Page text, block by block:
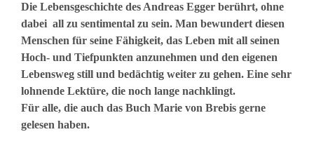
Die Lebensgeschichte des Andreas Egger berührt, ohne
dabei all zu sentimental zu sein. Man bewundert diesen
Menschen für seine Fähigkeit, das Leben mit all seinen
Hoch- und Tiefpunkten anzunehmen und den eigenen
Lebensweg still und bedächtig weiter zu gehen. Eine sehr
lohnende Lektüre, die noch lange nachklingt.
Für alle, die auch das Buch Marie von Brebis gerne
gelesen haben.